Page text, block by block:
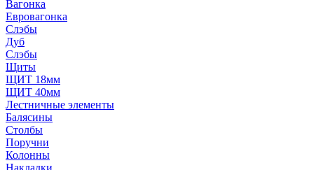
Вагонка
Евровагонка
Слэбы
Дуб
Слэбы
Щиты
ЩИТ 18мм
ЩИТ 40мм
Лестничные элементы
Балясины
Столбы
Поручни
Колонны
Накладки